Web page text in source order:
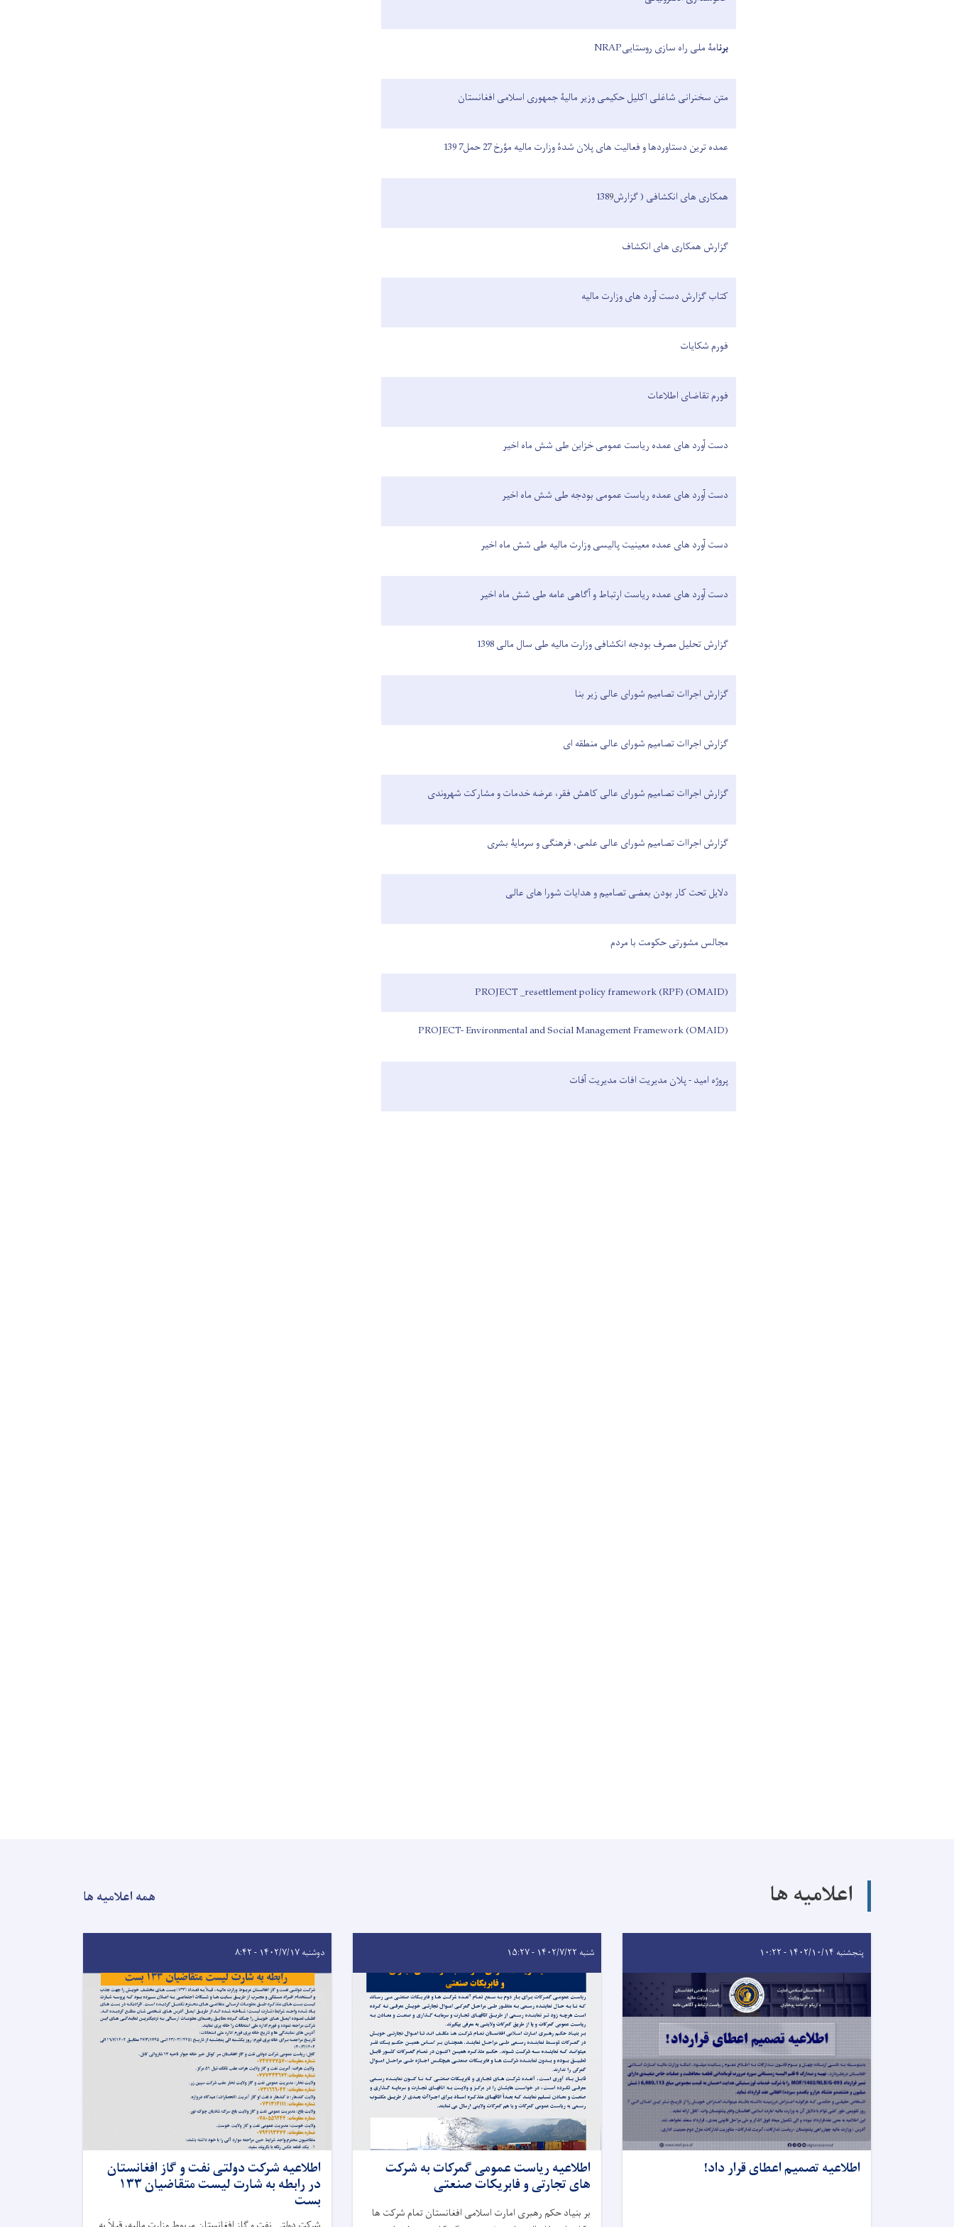
برنامۀ ملی راه سازی روستاییNRAP
متن سخنرانی شاغلی اکلیل حکیمی وزیر مالیۀ جمهوری اسلامی افغانستان
عمده ترین دستاوردها و فعالیت های پلان شدۀ وزارت مالیه مؤرخ 27 حمل7 139
همکاری های انکشافی ( گزارش1389
گزارش همکاری های انکشاف
کتاب گزارش دست آورد های وزارت مالیه
فورم شکایات
فورم تقاضای اطلاعات
دست آورد های عمده ریاست عمومی خزاین طی شش ماه اخیر
دست آورد های عمده ریاست عمومی بودجه طی شش ماه اخیر
دست آورد های عمده معینیت پالیسی وزارت مالیه طی شش ماه اخیر
دست آورد های عمده ریاست ارتباط و آگاهی عامه طی شش ماه اخیر
گزارش تحلیل مصرف بودجه انکشافی وزارت مالیه طی سال مالی1398
گزارش اجراات تصامیم شورای عالی زیر بنا
گزارش اجراات تصامیم شورای عالی منطقه ای
گزارش اجراات تصامیم شورای عالی کاهش فقر، عرضه خدمات و مشارکت شهروندی
گزارش اجراات تصامیم شورای عالی علمی، فرهنگی و سرمایۀ بشری
دلایل تحت کار بودن بعضی تصامیم و هدایات شورا های عالی
مجالس مشورتی حکومت با مردم
(OMAID) PROJECT _resettlement policy framework (RPF)
(OMAID) PROJECT- Environmental and Social Management Framework
پروژه امید - پلان مدیریت افات مدیریت آفات
اعلامیه ها همه اعلامیه ها
پنجشنبه ۱۴۰۲/۱۰/۱۴ - ۱۰:۲۲
اطلاعیه تصمیم اعطای قرار داد!
شنبه ۱۴۰۲/۷/۲۲ - ۱۵:۲۷
اطلاعیه ریاست عمومی گمرکات به شرکت
های تجارتی و فابریکات صنعتی
بر بنیاد حکم رهبری امارت اسلامی افغانستان تمام شرکت ها
دوشنبه ۱۴۰۲/۷/۱۷ - ۸:۴۲
اطلاعیه شرکت دولتی نفت و گاز افغانستان
در رابطه به شارت لیست متقاضیان ۱۳۳
بست